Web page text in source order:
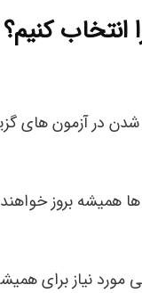
کنیم؟
در آزمون های
همیشه بروز
نیاز برای